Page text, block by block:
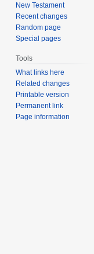
New Testament
Recent changes
Random page
Special pages
Tools
What links here
Related changes
Printable version
Permanent link
Page information